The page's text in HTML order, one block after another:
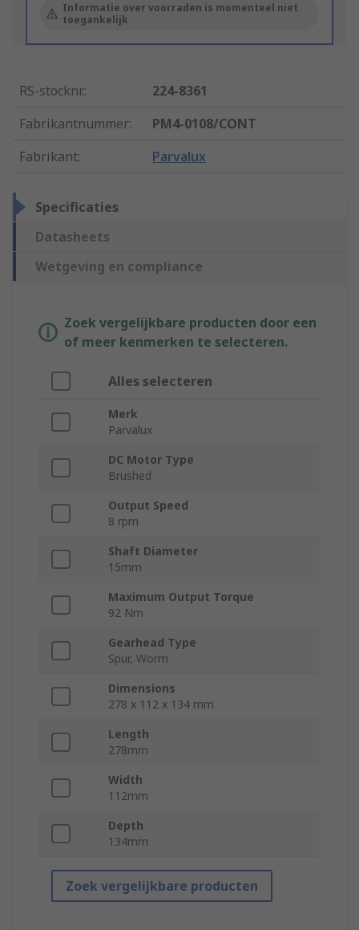
Informatie over voorraden is momenteel niet
toegankelijk
RS-stocknr.:
224-8361
Fabrikantnummer:
PM4-0108/CONT
Fabrikant: Parvalux
Specificaties
Datasheets
Wetgeving en compliance
Zoek vergelijkbare producten door een
of meer kenmerken te selecteren.
Alles selecteren
Merk
Parvalux
DC Motor Type
Brushed
Output Speed
8 rpm
Shaft Diameter
15mm
Maximum Output Torque
92 Nm
Gearhead Type
Spur, Worm
Dimensions
278 x 112 x 134 mm
Length
278mm
Width
112mm
Depth
134mm
Zoek vergelijkbare producten